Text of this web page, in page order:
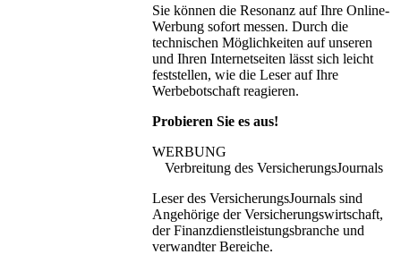
Sie können die Resonanz auf Ihre Online-
Werbung sofort messen. Durch die
technischen Möglichkeiten auf unseren
und Ihren Internetseiten lässt sich leicht
feststellen, wie die Leser auf Ihre
Werbebotschaft reagieren.
Probieren Sie es aus!
WERBUNG
Verbreitung des VersicherungsJournals
Leser des VersicherungsJournals sind
Angehörige der Versicherungswirtschaft,
der Finanzdienstleistungsbranche und
verwandter Bereiche.